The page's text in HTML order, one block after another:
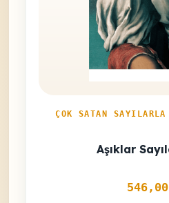
ÇOK SATAN
Aşıklar
546,00